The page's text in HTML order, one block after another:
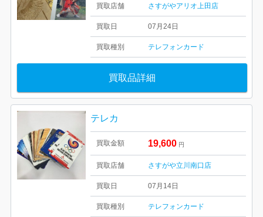
買取店舗 さすがやアリオ上田店
買取日 07月24日
買取種別 テレフォンカード
買取品詳細
テレカ
買取金額 19,600 円
買取店舗 さすがや立川南口店
買取日 07月14日
買取種別 テレフォンカード